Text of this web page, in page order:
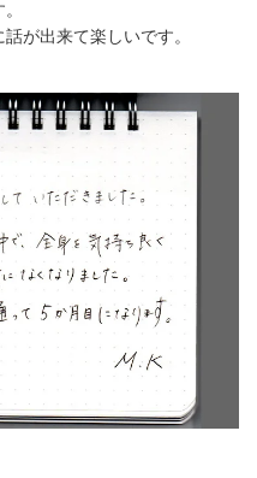
が出来て楽しいです。